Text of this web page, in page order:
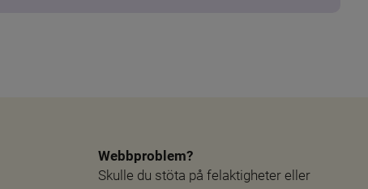
Webbproblem?
Skulle du stöta på felaktigheter eller